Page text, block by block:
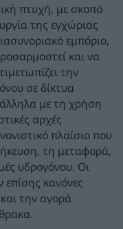
πτυχή, με σκοπό
της εγχώριας
εμπόριο,
και να
την
σε δίκτυα
με τη χρήση
αρχές
πλαίσιο που
τη μεταφορά,
υδρογόνου. Οι
επίσης κανόνες
την αγορά